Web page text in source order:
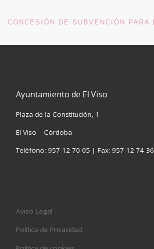
Ayuntamiento de El Viso
Plaza de la Constitución, 1
El Viso – Córdoba
Teléfono: 957 12 70 05 | Fax: 957 12 74 36
Aviso Legal
Política de Privacidad